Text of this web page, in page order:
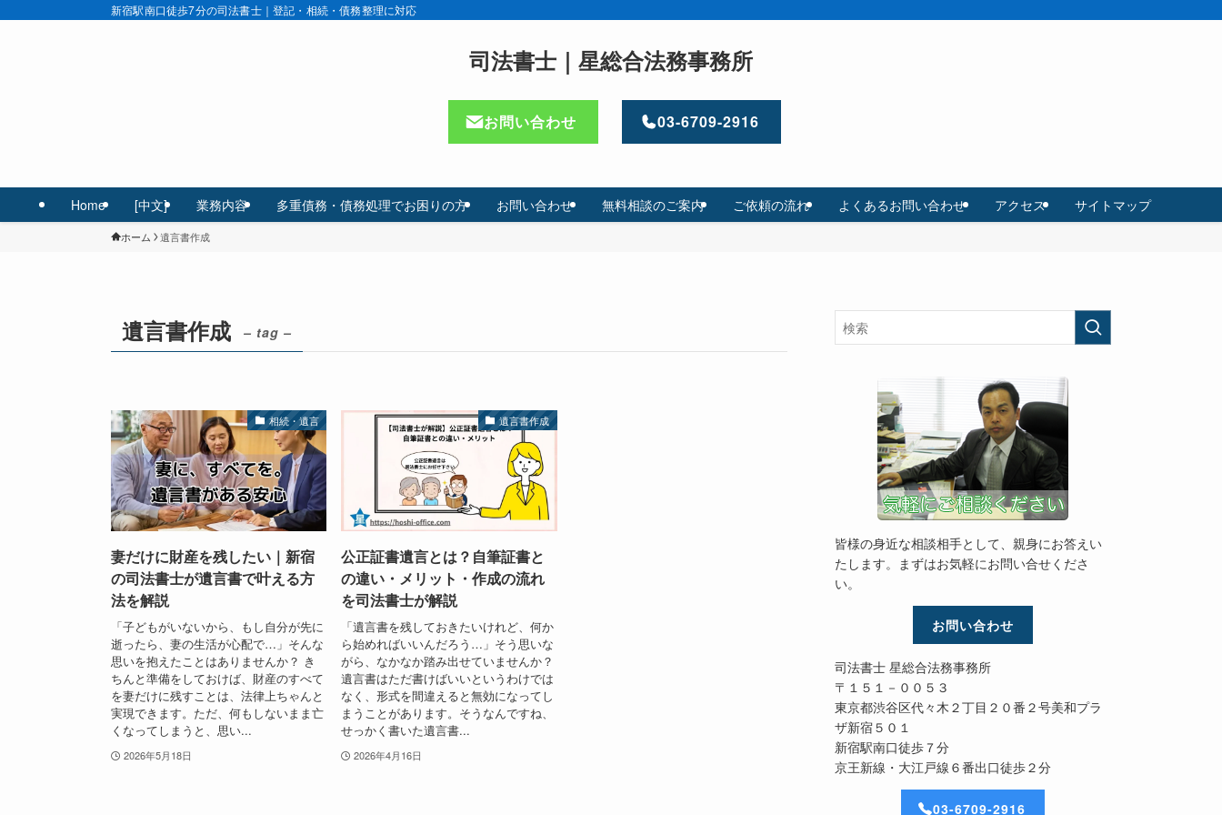
新宿駅南口徒歩7分の司法書士｜登記・相続・債務整理に対応
司法書士｜星総合法務事務所
Home [中文] 業務内容 多重債務・債務処理でお困りの方 お問い合わせ 無料相談のご案内 ご依頼の流れ よくあるお問い合わせ アクセス サイトマップ
お問い合わせ 03-6709-2916
ホーム 遺言書作成
遺言書作成 – tag –
相続・遺言
妻だけに財産を残したい｜新宿
の司法書士が遺言書で叶える方
法を解説
「子どもがいないから、もし自分が先に
逝ったら、妻の生活が心配で…」そんな
思いを抱えたことはありませんか？ き
ちんと準備をしておけば、財産のすべて
を妻だけに残すことは、法律上ちゃんと
実現できます。ただ、何もしないまま亡
くなってしまうと、思い...
2026年5月18日
遺言書作成
公正証書遺言とは？自筆証書と
の違い・メリット・作成の流れ
を司法書士が解説
「遺言書を残しておきたいけれど、何か
ら始めればいいんだろう…」そう思いな
がら、なかなか踏み出せていませんか？
遺言書はただ書けばいいというわけでは
なく、形式を間違えると無効になってし
まうことがあります。そうなんですね、
せっかく書いた遺言書...
2026年4月16日
皆様の身近な相談相手として、親身にお答えい
たします。まずはお気軽にお問い合せくださ
い。
お問い合わせ
司法書士 星総合法務事務所
〒１５１－００５３
東京都渋谷区代々木２丁目２０番２号美和プラ
ザ新宿５０１
新宿駅南口徒歩７分
京王新線・大江戸線６番出口徒歩２分
03-6709-2916